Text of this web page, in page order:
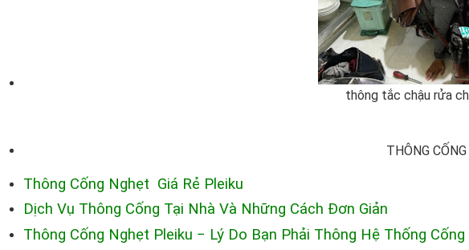
thông tắc chậu rửa
THÔNG
Thông Cống Nghẹt Giá Rẻ Pleiku
Dịch Vụ Thông Cống Tại Nhà Và Những Cách Đơn Giản
Thông Cống Nghẹt Pleiku − Lý Do Bạn Phải Thông Hệ Thống